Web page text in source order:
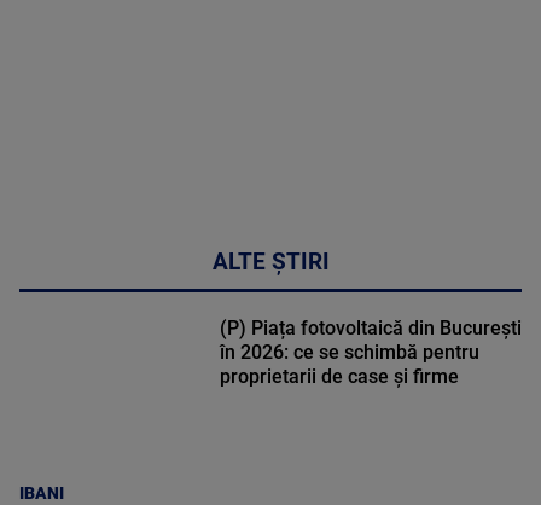
ALTE ȘTIRI
IBANI
(P) Piața fotovoltaică din București
în 2026: ce se schimbă pentru
proprietarii de case și firme